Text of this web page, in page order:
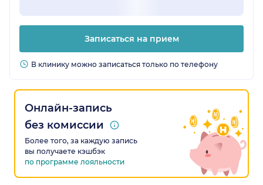
Записаться на прием
В клинику можно записаться только по телефону
Онлайн-запись
без комиссии
Более того, за каждую запись
вы получаете кэшбэк
по программе лояльности